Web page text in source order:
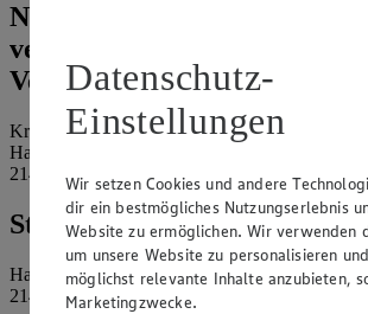
Name und Kontaktdaten der
verantwortlichen Stelle und
Vertretung:
Kratzmann KG
Hans-Koch-Ring 6
21493 Schwarzenbek
Standort des Marktes:
Hans-Koch-Ring 6
21493 Schwarzenbek
Datenschutz-
Einstellungen
Wir setzen Cookies und andere
dir ein bestmögliches Nutzungserlebnis
Website zu ermöglichen. Wir verwenden
um unsere Website zu personalisieren
möglichst relevante Inhalte anzubieten,
Marketingzwecke.